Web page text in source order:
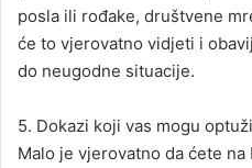
posla ili rođake, društvene
će to vjerovatno vidjeti i
do neugodne situacije.
5. Dokazi koji vas mogu
Malo je vjerovatno da ćete